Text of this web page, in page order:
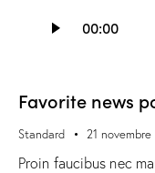
audio
00:00
Favorite news
Standard 21
Proin faucibus nec